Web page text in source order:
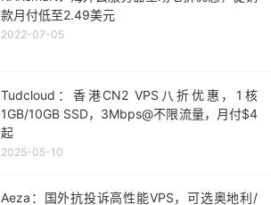
款月付低至2.49美元
2022-07-05
Tudcloud：香港CN2 VPS八折优惠，1核
1GB/10GB SSD，3Mbps@不限流量，月付$4
起
2025-05-10
Aeza：国外抗投诉高性能VPS，可选奥地利/